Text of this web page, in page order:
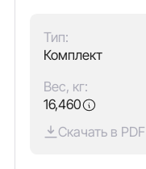
Тип:
Комплект
Вес, кг:
16,460
Скачать в PDF